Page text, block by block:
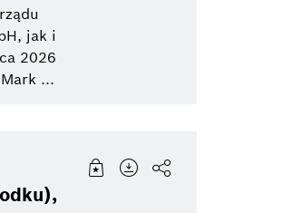
systems
at Bosch
jak i
2026
...